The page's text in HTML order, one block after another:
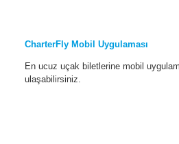
CharterFly Mobil Uygulaması
En ucuz uçak biletlerine mobil
ulaşabilirsiniz.